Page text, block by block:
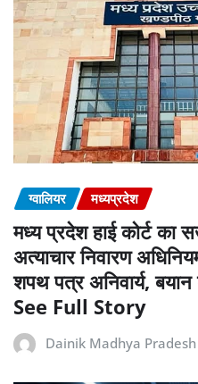
ग्वालियर मध्यप्रदेश
मध्य प्रदेश हाई कोर्ट का
अत्याचार निवारण
शपथ पत्र अनिवार्य, बयान
See Full Story
Dainik Madhya Pradesh